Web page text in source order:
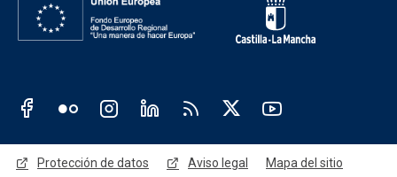
Redes sociales JCCM
Menú legal
Protección de datos Aviso legal Mapa del sitio